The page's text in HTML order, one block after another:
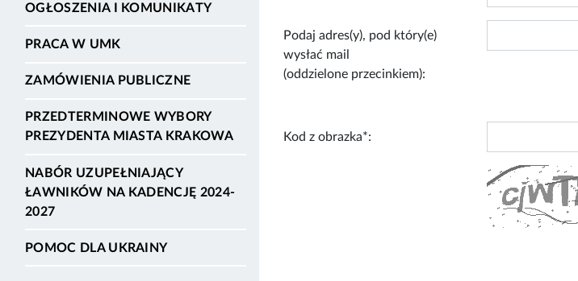
OGŁOSZENIA I KOMUNIKATY
PRACA W UMK
ZAMÓWIENIA PUBLICZNE
PRZEDTERMINOWE WYBORY
PREZYDENTA MIASTA KRAKOWA
NABÓR UZUPEŁNIAJĄCY
ŁAWNIKÓW NA KADENCJĘ 2024-
2027
POMOC DLA UKRAINY
Podaj adres(y), pod który(e)
wysłać mail
(oddzielone przecinkiem):
Kod z obrazka*: